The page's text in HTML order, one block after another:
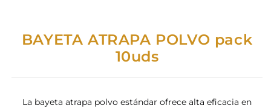
BAYETA ATRAPA POLVO pack
10uds
La bayeta atrapa polvo estándar ofrece alta eficacia en